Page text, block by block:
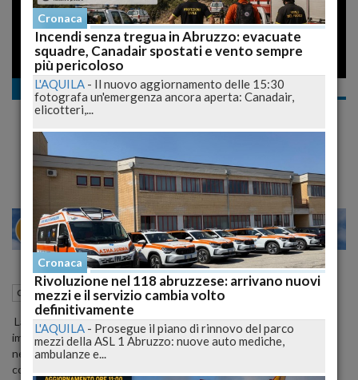
Cronaca
Operazione Kansco: sequestrati beni per 2
Case e auto con lo spaccio di cocaina
MILANO 22 27
Cronaca L'Aquila (AQ) 30 Ottobre 2008
La Guardia di Finanza dell'Aquila ha sequestrato beni mobili e
immobili per due milioni di euro, appartenenti a soggetti coinvolti
nell'indagine antidroga "Kansko" che nei mesi scorsi aveva
condotto all'arresto di 19 persone e alla denuncia di altre 43,
Cronaca
Incendi senza tregua in Abruzzo: evacuate
squadre, Canadair spostati e vento sempre
più pericoloso
L'AQUILA - Il nuovo aggiornamento delle 15:30
fotografa un'emergenza ancora aperta: Canadair,
elicotteri,...
Cronaca
Rivoluzione nel 118 abruzzese: arrivano nuovi
mezzi e il servizio cambia volto
definitivamente
L'AQUILA - Prosegue il piano di rinnovo del parco
mezzi della ASL 1 Abruzzo: nuove auto mediche,
ambulanze e...